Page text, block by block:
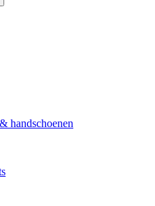
handschoenen